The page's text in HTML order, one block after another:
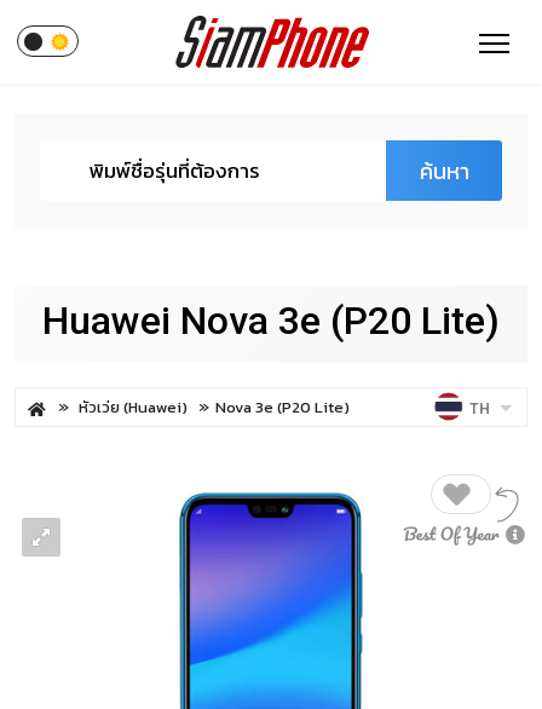
ค้นหา
Huawei Nova 3e (P20 Lite)
หัวเว่ย (Huawei) Nova 3e (P20 Lite) TH